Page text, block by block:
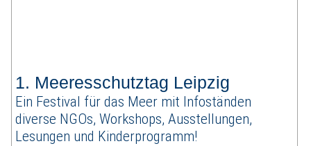
1. Meeresschutztag Leipzig
Ein Festival für das Meer mit Infoständen
diverse NGOs, Workshops, Ausstellungen,
Lesungen und Kinderprogramm!